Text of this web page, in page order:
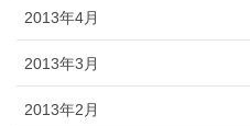
2013年4月
2013年3月
2013年2月